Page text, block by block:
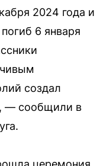
2024 года и
6 января
создал
— сообщили в